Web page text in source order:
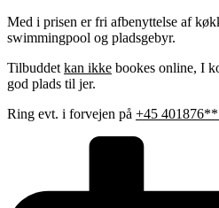
Med i prisen er fri afbenyttelse af
swimmingpool og pladsgebyr.
Tilbuddet kan ikke bookes online, I
god plads til jer.
Ring evt. i forvejen på +45